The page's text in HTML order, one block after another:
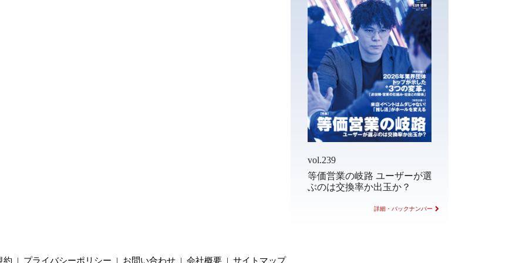
vol.239
等価営業の岐路 ユーザーが選
ぶのは交換率か出玉か？
詳細・バックナンバー
約 | プライバシーポリシー | お問い合わせ | 会社概要 | サイトマップ